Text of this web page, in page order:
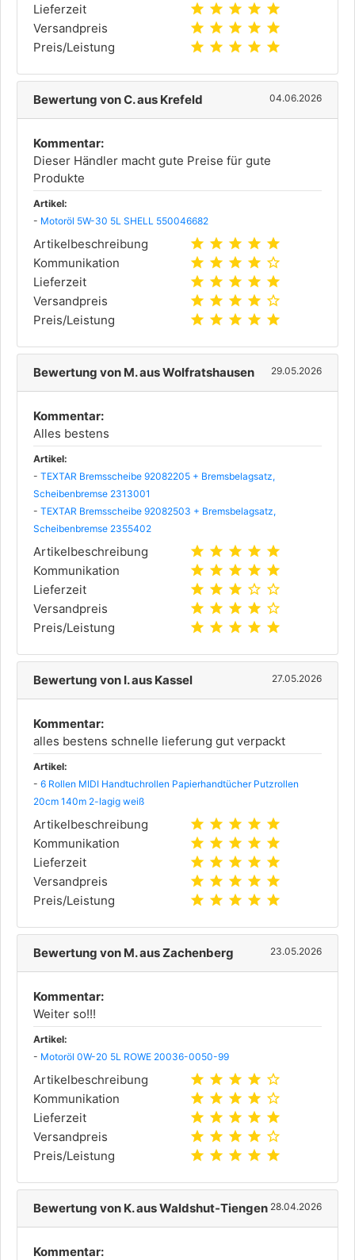
Lieferzeit star star star star star
Versandpreis star star star star star
Preis/Leistung star star star star star
Bewertung von C. aus Krefeld 04.06.2026
Kommentar:
Dieser Händler macht gute Preise für gute
Produkte
Artikel:
- Motoröl 5W-30 5L SHELL 550046682
Artikelbeschreibung star star star star star
Kommunikation star star star star star_outline
Lieferzeit star star star star star
Versandpreis star star star star star_outline
Preis/Leistung star star star star star
Bewertung von M. aus Wolfratshausen 29.05.2026
Kommentar:
Alles bestens
Artikel:
- TEXTAR Bremsscheibe 92082205 + Bremsbelagsatz,
Scheibenbremse 2313001
- TEXTAR Bremsscheibe 92082503 + Bremsbelagsatz,
Scheibenbremse 2355402
Artikelbeschreibung star star star star star
Kommunikation star star star star star
Lieferzeit star star star star_outline star_outline
Versandpreis star star star star star_outline
Preis/Leistung star star star star star
Bewertung von I. aus Kassel 27.05.2026
Kommentar:
alles bestens schnelle lieferung gut verpackt
Artikel:
- 6 Rollen MIDI Handtuchrollen Papierhandtücher Putzrollen
20cm 140m 2-lagig weiß
Artikelbeschreibung star star star star star
Kommunikation star star star star star
Lieferzeit star star star star star
Versandpreis star star star star star
Preis/Leistung star star star star star
Bewertung von M. aus Zachenberg 23.05.2026
Kommentar:
Weiter so!!!
Artikel:
- Motoröl 0W-20 5L ROWE 20036-0050-99
Artikelbeschreibung star star star star star_outline
Kommunikation star star star star star_outline
Lieferzeit star star star star star
Versandpreis star star star star star_outline
Preis/Leistung star star star star star
Bewertung von K. aus Waldshut-Tiengen 28.04.2026
Kommentar: